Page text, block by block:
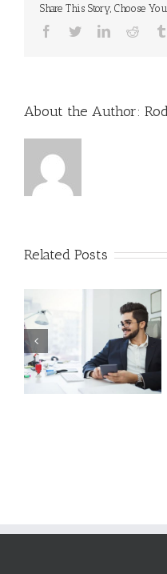
Share This Story, Choose
Facebook
TwitterLinkedinReddit
About the Author:
Related Posts
Las mejores formas
desarrollar una
competitiva en tu
empresa